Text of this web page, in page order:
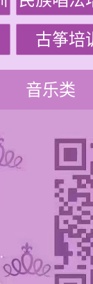
古筝培
音乐类